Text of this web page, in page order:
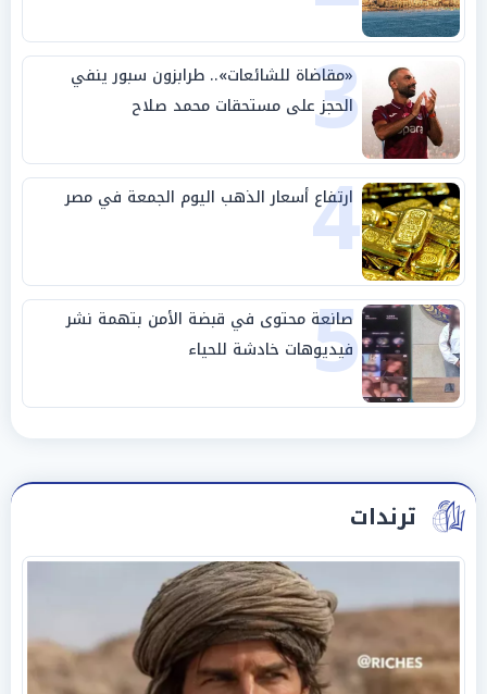
3
«مقاضاة للشائعات».. طرابزون سبور ينفي
الحجز على مستحقات محمد صلاح
4
ارتفاع أسعار الذهب اليوم الجمعة في مصر
5
صانعة محتوى في قبضة الأمن بتهمة نشر
فيديوهات خادشة للحياء
ترندات